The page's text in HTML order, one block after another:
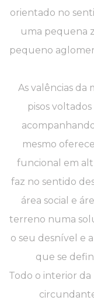
orientado no
uma pequena
pequeno
As valências da
pisos
mesmo
funcional em
faz no sentido
área social e
terreno numa
o seu desnível e
que se
Todo o interior